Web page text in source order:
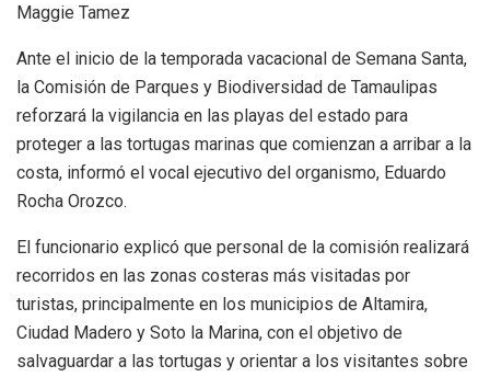
Maggie Tamez
Ante el inicio de la temporada vacacional de Semana Santa,
la Comisión de Parques y Biodiversidad de Tamaulipas
reforzará la vigilancia en las playas del estado para
proteger a las tortugas marinas que comienzan a arribar a la
costa, informó el vocal ejecutivo del organismo, Eduardo
Rocha Orozco.
El funcionario explicó que personal de la comisión realizará
recorridos en las zonas costeras más visitadas por
turistas, principalmente en los municipios de Altamira,
Ciudad Madero y Soto la Marina, con el objetivo de
salvaguardar a las tortugas y orientar a los visitantes sobre